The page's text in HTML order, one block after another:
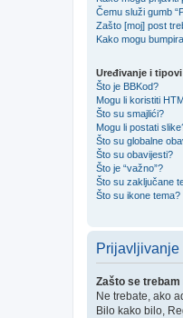
Čemu služi gumb
Zašto [moj] post
Kako mogu
Uređivanje i
Što je BBKod?
Mogu li koristiti
Što su smajlići?
Mogu li postati
Što su globalne
Što su obavijesti?
Što je “važno”?
Što su zaključane
Što su ikone tema?
Prijavljivanje
Zašto se
Ne trebate, ako
Bilo kako bilo,